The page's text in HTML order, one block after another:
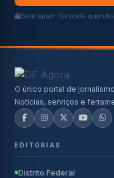
Sem spam. Cancele
O único portal de
Notícias, serviços e
EDITORIAS
Distrito Federal